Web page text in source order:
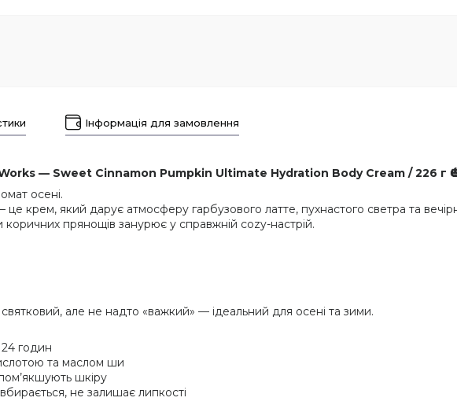
Інформація для замовлення
— Sweet Cinnamon Pumpkin Ultimate Hydration Body Cream / 226 г
осені.
це крем, який дарує атмосферу гарбузового латте, пухнастого светра та
прянощів занурює у справжній cozy-настрій.
але не надто «важкий» — ідеальний для осені та зими.
годин
та маслом ши
шкіру
не залишає липкості